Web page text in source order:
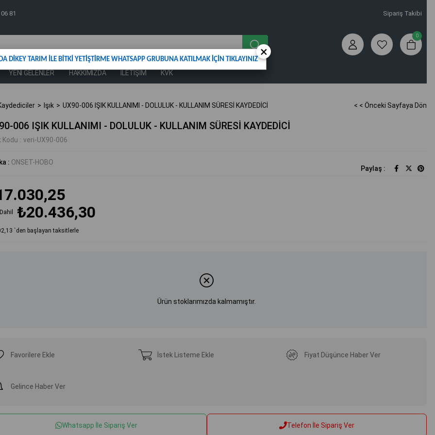
81 Sipariş Takibi
0
YENİ GELENLER HAKKIMIZDA İLETİŞİM KVK
Işık UX90-006 IŞIK KULLANIMI - DOLULUK - KULLANIM SÜRESİ KAYDEDİCİ < < Önceki Sayfaya Dön
006 IŞIK KULLANIMI - DOLULUK - KULLANIM SÜRESİ KAYDEDİCİ
Kodu veri-UX90-006
: ONSET-HOBO
Paylaş :
₺20.436,30
`den başlayan taksitlerle
Ürün stoklarımızda kalmamıştır.
Favorilere Ekle İstek Listeme Ekle Fiyat Düşünce Haber Ver
Gelince Haber Ver
Whatsapp İle Sipariş Ver Telefon İle Sipariş Ver
×
DİKEY TARIM İLE BİTKİ YETİŞTİRME WHATSAPP GRUBUNA KATILMAK İÇİN TIKLAYINIZ